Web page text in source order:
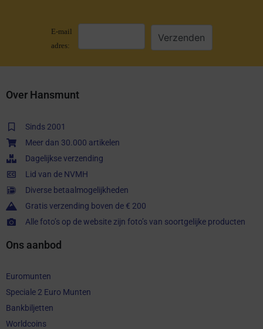
E-mail
adres:
Over Hansmunt
Sinds 2001
Meer dan 30.000 artikelen
Dagelijkse verzending
Lid van de NVMH
Diverse betaalmogelijkheden
Gratis verzending boven de € 200
Alle foto’s op de website zijn foto’s van soortgelijke producten
Ons aanbod
Euromunten
Speciale 2 Euro Munten
Bankbiljetten
Worldcoins